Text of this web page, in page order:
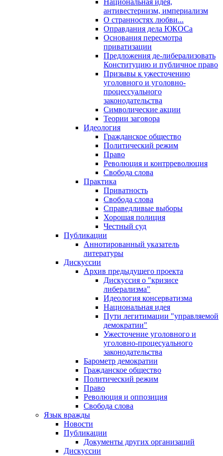
Национальная идея,
антивестернизм, империализм
О странностях любви...
Оправдания дела ЮКОСа
Основания пересмотра
приватизации
Предложения де-либерализовать
Конституцию и публичное право
Призывы к ужесточению
уголовного и уголовно-
процессуального
законодательства
Символические акции
Теории заговора
Идеология
Гражданское общество
Политический режим
Право
Революция и контрреволюция
Свобода слова
Практика
Приватность
Свобода слова
Справедливые выборы
Хорошая полиция
Честный суд
Публикации
Аннотированный указатель
литературы
Дискуссии
Архив предыдущего проекта
Дискуссия о "кризисе
либерализма"
Идеология консерватизма
Национальная идея
Пути легитимации "управляемой
демократии"
Ужесточение уголовного и
уголовно-процесуального
законодательства
Барометр демократии
Гражданское общество
Политический режим
Право
Революция и оппозиция
Свобода слова
Язык вражды
Новости
Публикации
Документы других организаций
Дискуссии